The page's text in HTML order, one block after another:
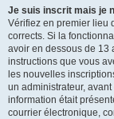
Je suis inscrit mais je
Vérifiez en premier lieu
corrects. Si la
avoir en dessous de 13
instructions que vous
les nouvelles
un administrateur,
information était
courrier électronique,